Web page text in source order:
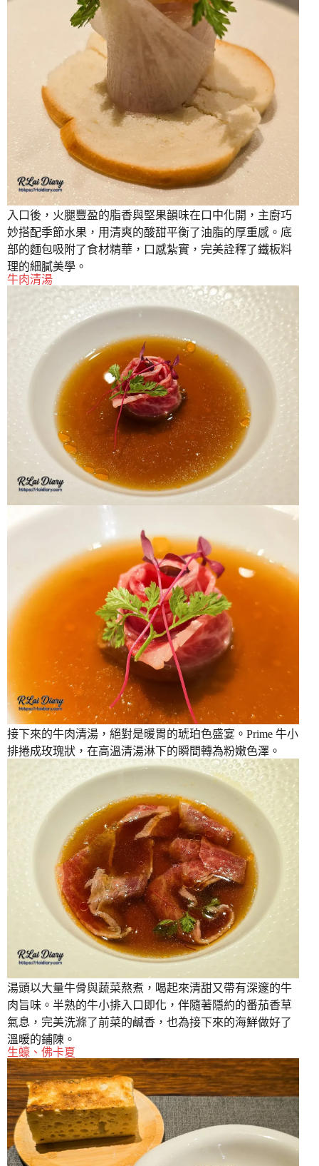
入口後，火腿豐盈的脂香與堅果韻味在口中化開，主廚巧
妙搭配季節水果，用清爽的酸甜平衡了油脂的厚重感。底
部的麵包吸附了食材精華，口感紮實，完美詮釋了鐵板料
理的細膩美學。
牛肉清湯
接下來的牛肉清湯，絕對是暖胃的琥珀色盛宴。Prime 牛小
排捲成玫瑰狀，在高溫清湯淋下的瞬間轉為粉嫩色澤。
湯頭以大量牛骨與蔬菜熬煮，喝起來清甜又帶有深邃的牛
肉旨味。半熟的牛小排入口即化，伴隨著隱約的番茄香草
氣息，完美洗滌了前菜的鹹香，也為接下來的海鮮做好了
溫暖的鋪陳。
生蠔、佛卡夏